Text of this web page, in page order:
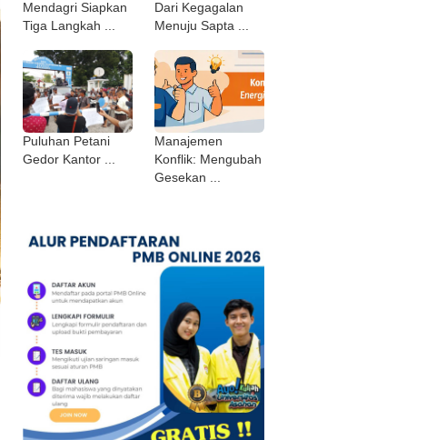
Mendagri Siapkan
Tiga Langkah ...
Dari Kegagalan
Menuju Sapta ...
Puluhan Petani
Gedor Kantor ...
Manajemen
Konflik: Mengubah
Gesekan ...